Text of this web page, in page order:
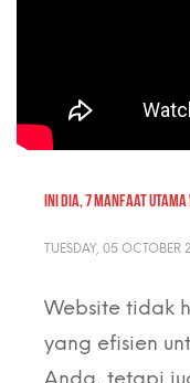
INI DIA, 7 MANFAAT UTAMA
TUESDAY, 05 OCTOBER
Website tidak
yang efisien